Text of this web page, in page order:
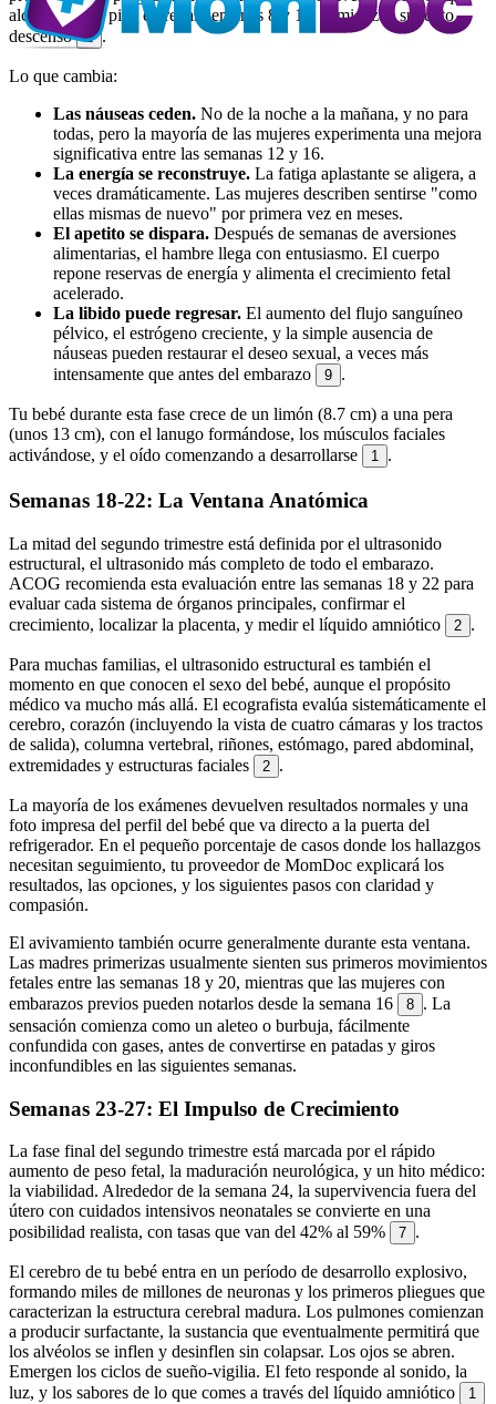
alcanzaron su pico entre las semanas 8 y 11, comienzan su lento
descenso 1 .
Lo que cambia:
Las náuseas ceden. No de la noche a la mañana, y no para
todas, pero la mayoría de las mujeres experimenta una mejora
significativa entre las semanas 12 y 16.
La energía se reconstruye. La fatiga aplastante se aligera, a
veces dramáticamente. Las mujeres describen sentirse "como
ellas mismas de nuevo" por primera vez en meses.
El apetito se dispara. Después de semanas de aversiones
alimentarias, el hambre llega con entusiasmo. El cuerpo
repone reservas de energía y alimenta el crecimiento fetal
acelerado.
La libido puede regresar. El aumento del flujo sanguíneo
pélvico, el estrógeno creciente, y la simple ausencia de
náuseas pueden restaurar el deseo sexual, a veces más
intensamente que antes del embarazo
9 .
Tu bebé durante esta fase crece de un limón (8.7 cm) a una pera
(unos 13 cm), con el lanugo formándose, los músculos faciales
activándose, y el oído comenzando a desarrollarse
1 .
Semanas 18-22: La Ventana Anatómica
La mitad del segundo trimestre está definida por el ultrasonido
estructural, el ultrasonido más completo de todo el embarazo.
ACOG recomienda esta evaluación entre las semanas 18 y 22 para
evaluar cada sistema de órganos principales, confirmar el
crecimiento, localizar la placenta, y medir el líquido amniótico
2 .
Para muchas familias, el ultrasonido estructural es también el
momento en que conocen el sexo del bebé, aunque el propósito
médico va mucho más allá. El ecografista evalúa sistemáticamente el
cerebro, corazón (incluyendo la vista de cuatro cámaras y los tractos
de salida), columna vertebral, riñones, estómago, pared abdominal,
extremidades y estructuras faciales
2 .
La mayoría de los exámenes devuelven resultados normales y una
foto impresa del perfil del bebé que va directo a la puerta del
refrigerador. En el pequeño porcentaje de casos donde los hallazgos
necesitan seguimiento, tu proveedor de MomDoc explicará los
resultados, las opciones, y los siguientes pasos con claridad y
compasión.
El avivamiento también ocurre generalmente durante esta ventana.
Las madres primerizas usualmente sienten sus primeros movimientos
fetales entre las semanas 18 y 20, mientras que las mujeres con
embarazos previos pueden notarlos desde la semana 16
8 . La
sensación comienza como un aleteo o burbuja, fácilmente
confundida con gases, antes de convertirse en patadas y giros
inconfundibles en las siguientes semanas.
Semanas 23-27: El Impulso de Crecimiento
La fase final del segundo trimestre está marcada por el rápido
aumento de peso fetal, la maduración neurológica, y un hito médico:
la viabilidad. Alrededor de la semana 24, la supervivencia fuera del
útero con cuidados intensivos neonatales se convierte en una
posibilidad realista, con tasas que van del 42% al 59%
7 .
El cerebro de tu bebé entra en un período de desarrollo explosivo,
formando miles de millones de neuronas y los primeros pliegues que
caracterizan la estructura cerebral madura. Los pulmones comienzan
a producir surfactante, la sustancia que eventualmente permitirá que
los alvéolos se inflen y desinflen sin colapsar. Los ojos se abren.
Emergen los ciclos de sueño-vigilia. El feto responde al sonido, la
luz, y los sabores de lo que comes a través del líquido amniótico
1